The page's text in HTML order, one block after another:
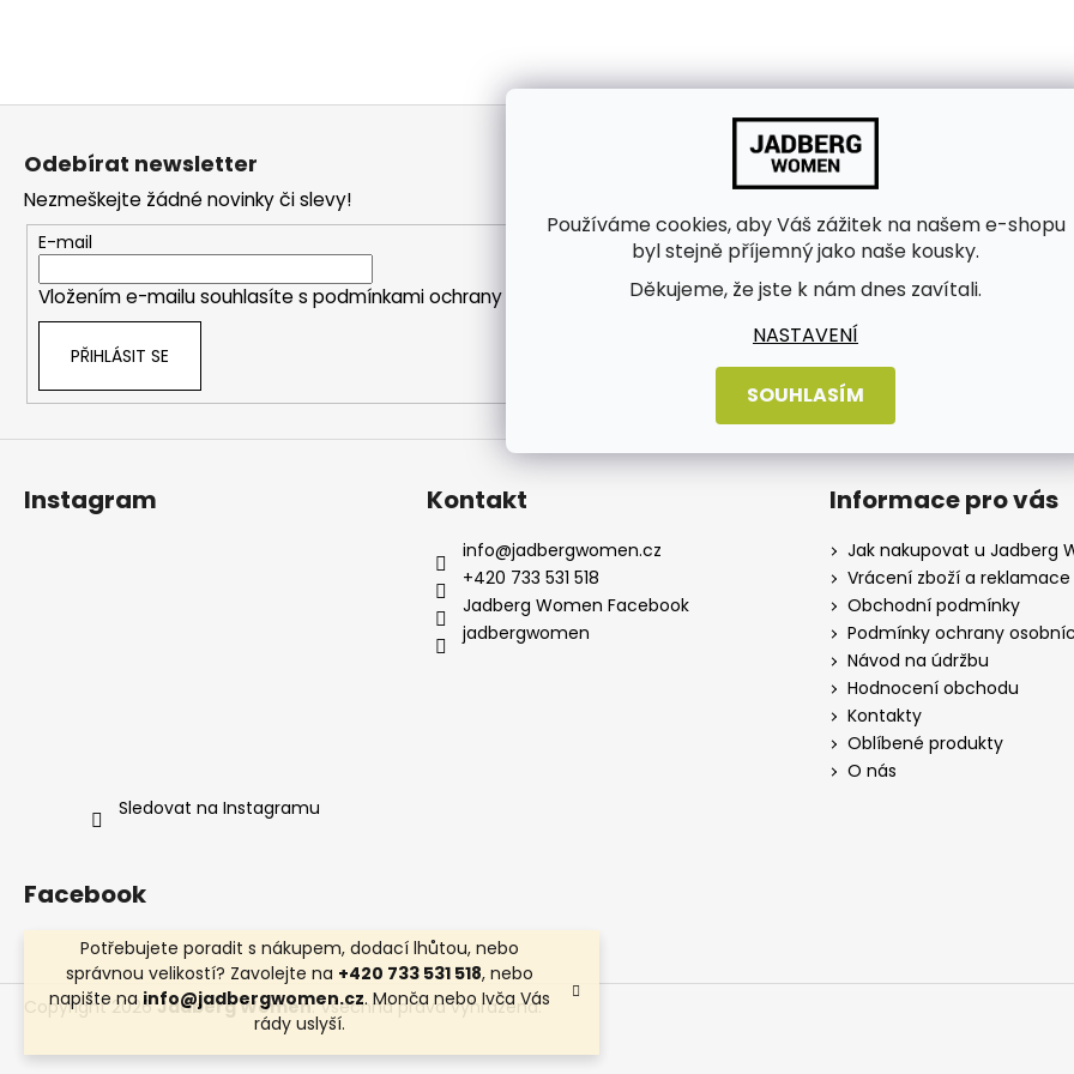
Používáme cookies, aby Váš zážitek na našem e-shopu
byl stejně příjemný jako naše kousky.
Děkujeme, že jste k nám dnes zavítali.
NASTAVENÍ
SOUHLASÍM
Potřebujete poradit s nákupem, dodací lhůtou, nebo
správnou velikostí? Zavolejte na +420 733 531 518, nebo
napište nainfo@jadbergwomen.cz. Monča nebo Ivča Vás
rády uslyší.
?
HLEDAT
Z
Odebírat newsletter
Nezmeškejte žádné novinky či slevy!
E-mail
Vložením e-mailu souhlasíte s podmínkami ochrany osobních údajů
PŘIHLÁSIT SE
Instagram
Sledovat na Instagramu
Kontakt
info@jadbergwomen.cz
+420 733 531 518
Jadberg Women Facebook
jadbergwomen
Informace pro vás
Jak nakupovat u Jadberg
Vrácení zboží a reklamace
Obchodní podmínky
Podmínky ochrany
Návod na údržbu
Hodnocení obchodu
Kontakty
Oblíbené produkty
O nás
Facebook
Copyright 2026Jadberg Women. Všechna práva vyhrazena.